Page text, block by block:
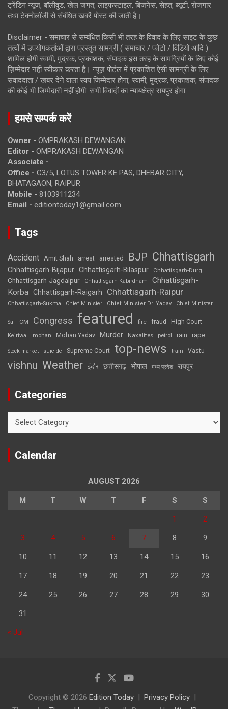
ट्रेंडिंग न्यूज, बॉलीवुड, खेल जगत, लाइफस्टाइल, बिजनेस, सेहत, ब्यूटी, रोजगार
तथा टेक्नोलॉजी से संबंधित खबरें पोस्ट की जाती है।
Disclaimer - समाचार से सम्बंधित किसी भी तरह के विवाद के लिए साइट के कुछ
तत्वों में उपयोगकर्ताओं द्वारा प्रस्तुत सामग्री ( समाचार / फोटो / विडियो आदि )
शामिल होगी स्वामी, मुद्रक, प्रकाशक, संपादक इस तरह के सामग्रियों के लिए कोई
ज़िम्मेदार नहीं स्वीकार करता है। न्यूज़ पोर्टल में प्रकाशित ऐसी सामग्री के लिए
संवाददाता / खबर देने वाला स्वयं जिम्मेदार होगा, स्वामी, मुद्रक, प्रकाशक, संपादक
की कोई भी जिम्मेदारी नहीं होगी. सभी विवादों का न्यायक्षेत्र रायपुर होगा
हमसे सम्पर्क करें
Owner - OMPRAKASH DEWANGAN
Editor - OMPRAKASH DEWANGAN
Associate -
Office - C3/5, LOTUS TOWER KE PAS, DHEBAR CITY,
BHATAGAON, RAIPUR
Mobile - 8103911234
Email - editiontoday1@gmail.com
Tags
Accident Amit Shah arrest arrested BJP Chhattisgarh
Chhattisgarh-Bijapur Chhattisgarh-Bilaspur Chhattisgarh-Durg
Chhattisgarh-Jagdalpur Chhattisgarh-Kabirdham
Chhattisgarh-
Korba Chhattisgarh-Raigarh Chhattisgarh-Raipur
Chhattisgarh-Sukma Chief Minister Chief Minister Dr. Yadav Chief Minister
Sai CM Congress featured fire fraud High Court
Kejriwal mohan Mohan Yadav Murder Naxalites petrol rain rape
Stock market suicide Supreme Court top-news train Vastu
vishnu Weather इंदौर छत्तीसगढ़ भोपाल मध्य प्रदेश रायपुर
Categories
Calendar
AUGUST 2026
M T W T F S S
1 2
3 4 5 6 7 8 9
10 11 12 13 14 15 16
17 18 19 20 21 22 23
24 25 26 27 28 29 30
31
« Jul
Copyright © 2026 Edition Today
Privacy Policy